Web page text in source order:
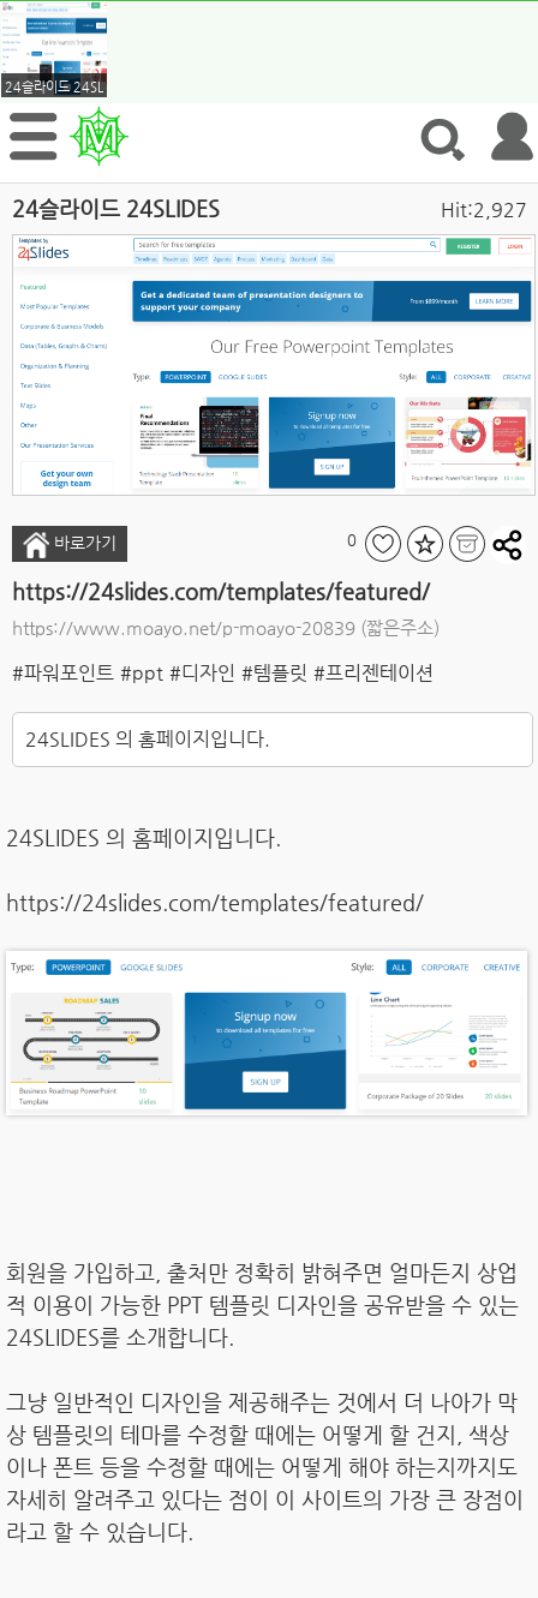
24슬라이드 24SLIDES
Hit:2,927
24슬라이드 24SLIDES
0
바로가기
https://24slides.com/templates/featured/
https://www.moayo.net/p-moayo-20839 (짧은주소)
#파워포인트 #ppt #디자인 #템플릿 #프리젠테이션
24SLIDES 의 홈페이지입니다.
24SLIDES 의 홈페이지입니다.
https://24slides.com/templates/featured/
회원을 가입하고, 출처만 정확히 밝혀주면 얼마든지 상업
적 이용이 가능한 PPT 템플릿 디자인을 공유받을 수 있는
24SLIDES를 소개합니다.
그냥 일반적인 디자인을 제공해주는 것에서 더 나아가 막
상 템플릿의 테마를 수정할 때에는 어떻게 할 건지, 색상
이나 폰트 등을 수정할 때에는 어떻게 해야 하는지까지도
자세히 알려주고 있다는 점이 이 사이트의 가장 큰 장점이
라고 할 수 있습니다.